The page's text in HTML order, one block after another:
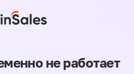
не работает